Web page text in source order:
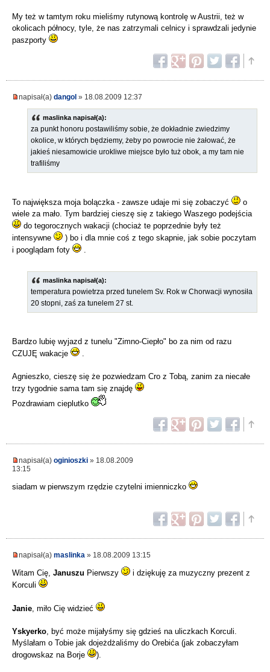
My też w tamtym roku mieliśmy rutynową kontrolę w Austrii, też w
okolicach północy, tyle, że nas zatrzymali celnicy i sprawdzali jedynie
paszporty
napisał(a) dangol » 18.08.2009 12:37
maslinka napisał(a):
za punkt honoru postawiliśmy sobie, że dokładnie zwiedzimy
okolice, w których będziemy, żeby po powrocie nie żałować, że
jakieś niesamowicie urokliwe miejsce było tuż obok, a my tam nie
trafiliśmy
To największa moja bolączka - zawsze udaje mi się zobaczyć
o
wiele za mało. Tym bardziej cieszę się z takiego Waszego podejścia
do tegorocznych wakacji (chociaż te poprzednie były też
intensywne
) bo i dla mnie coś z tego skapnie, jak sobie poczytam
i pooglądam foty
.
maslinka napisał(a):
temperatura powietrza przed tunelem Sv. Rok w Chorwacji wynosiła
20 stopni, zaś za tunelem 27 st.
Bardzo lubię wyjazd z tunelu "Zimno-Ciepło" bo za nim od razu
CZUJĘ wakacje
Agnieszko, cieszę się że pozwiedzam Cro z Tobą, zanim za niecałe
trzy tygodnie sama tam się znajdę
Pozdrawiam cieplutko
napisał(a) oginioszki » 18.08.2009
13:15
siadam w pierwszym rzędzie czytelni imienniczko
napisał(a) maslinka » 18.08.2009 13:15
Witam Cię, Januszu Pierwszy
i dziękuję za muzyczny prezent z
Korculi
Janie , miło Cię widzieć
Yskyerko , być może mijałyśmy się gdzieś na uliczkach Korculi.
Myślałam o Tobie jak dojeżdżaliśmy do Orebića (jak zobaczyłam
drogowskaz na Borje
).